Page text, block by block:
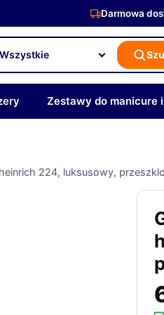
Darmowa
Zestawy do manicure
224, luksusowy,